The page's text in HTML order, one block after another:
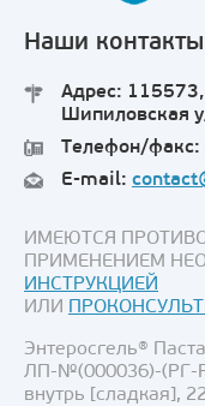
Наши
Адрес:
Шипиловская
Телефон/факс:
E-mail:
ИМЕЮТСЯ
ПРИМЕНЕНИЕМ
ИНСТРУКЦИЕЙ
ИЛИ
Энтеросгель®
ЛП-№(000036)-(РГ-
внутрь [сладкая],